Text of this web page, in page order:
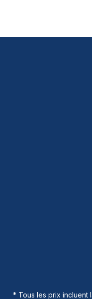
* Tous les prix incluent